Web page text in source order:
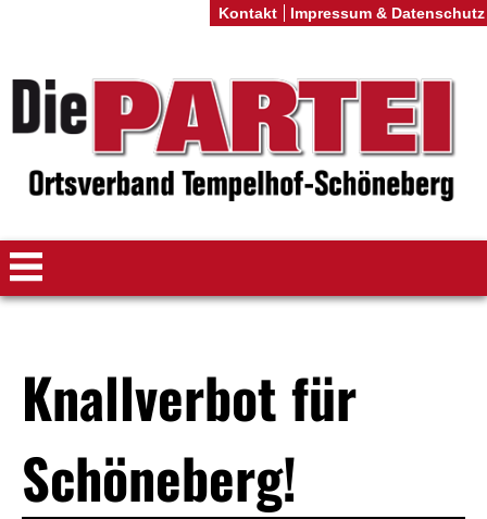
Knallverbot für
Schöneberg!
Kontakt Impressum & Datenschutz